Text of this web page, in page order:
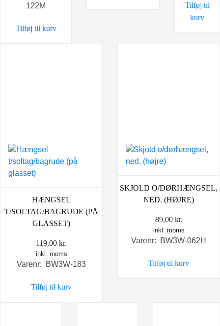
122M
Tilføj til kurv
Tilføj til
kurv
HÆNGSEL
T/SOLTAG/BAGRUDE (PÅ
GLASSET)
119,00 kr.
inkl. moms
Varenr: BW3W-183
Tilføj til kurv
SKJOLD O/DØRHÆNGSEL,
NED. (HØJRE)
89,00 kr.
inkl. moms
Varenr: BW3W-062H
Tilføj til kurv